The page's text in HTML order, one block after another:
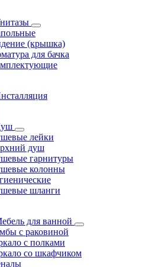
(крышка)
для бачка
лейки
душ
гарнитуры
колонны
шланги
для ванной
с раковиной
с полками
со шкафчиком